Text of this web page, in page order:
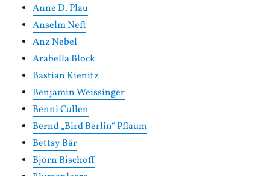
Anne D. Plau
Anselm Neft
Anz Nebel
Arabella Block
Bastian Kienitz
Benjamin Weissinger
Benni Cullen
Bernd „Bird Berlin“ Pflaum
Bettsy Bär
Björn Bischoff